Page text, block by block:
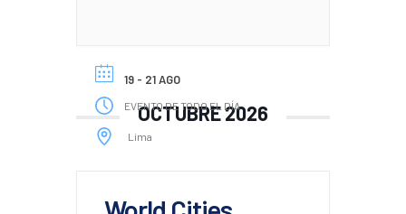
19 - 21 AGO
EVENTO DE TODO EL DÍA
Lima
OCTUBRE 2026